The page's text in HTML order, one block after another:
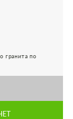
гранита по